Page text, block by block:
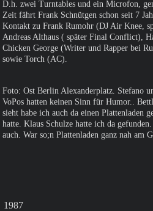
D.h. zwei Turntables und ein Microfon,
Zeit fährt Frank Schnütgen schon seit 7
Kontakt zu Frank Rumohr (DJ Air Knee,
Andreas Althaus ( später Final Conflict),
Chicken George (Writer und Rapper bei
sowie Torch (AC).
Foto: Ost Berlin Alexanderplatz. Stefano
VoPos hatten keinen Sinn für Humor..
sieht habe ich auch da einen Plattenladen
hatte. Klaus Schulze hatte ich da
auch. War so;n Plattenladen ganz nah am
1987